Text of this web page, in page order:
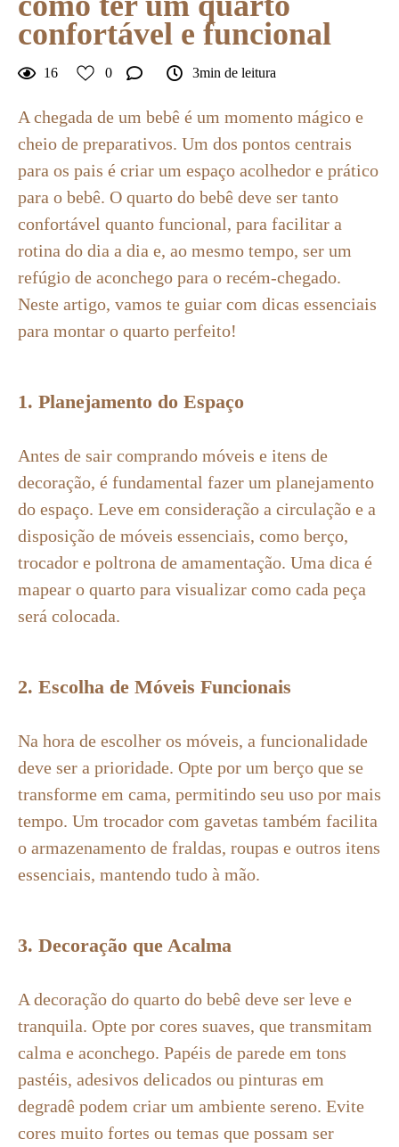
confortável e funcional
16 0 3min de leitura
A chegada de um bebê é um momento mágico e
cheio de preparativos. Um dos pontos centrais
para os pais é criar um espaço acolhedor e prático
para o bebê. O quarto do bebê deve ser tanto
confortável quanto funcional, para facilitar a
rotina do dia a dia e, ao mesmo tempo, ser um
refúgio de aconchego para o recém-chegado.
Neste artigo, vamos te guiar com dicas essenciais
para montar o quarto perfeito!
1. Planejamento do Espaço
Antes de sair comprando móveis e itens de
decoração, é fundamental fazer um planejamento
do espaço. Leve em consideração a circulação e a
disposição de móveis essenciais, como berço,
trocador e poltrona de amamentação. Uma dica é
mapear o quarto para visualizar como cada peça
será colocada.
2. Escolha de Móveis Funcionais
Na hora de escolher os móveis, a funcionalidade
deve ser a prioridade. Opte por um berço que se
transforme em cama, permitindo seu uso por mais
tempo. Um trocador com gavetas também facilita
o armazenamento de fraldas, roupas e outros itens
essenciais, mantendo tudo à mão.
3. Decoração que Acalma
A decoração do quarto do bebê deve ser leve e
tranquila. Opte por cores suaves, que transmitam
calma e aconchego. Papéis de parede em tons
pastéis, adesivos delicados ou pinturas em
degradê podem criar um ambiente sereno. Evite
cores muito fortes ou temas que possam ser